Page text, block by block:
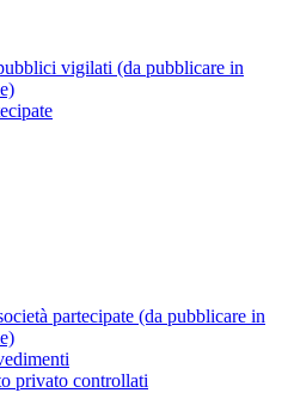
vigilati (da pubblicare in
partecipate (da pubblicare in
privato controllati